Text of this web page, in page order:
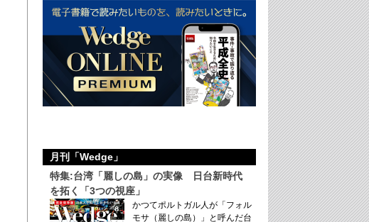
月刊「Wedge」
特集:台湾「麗しの島」の実像 日台新時代
を拓く「3つの視座」
かつてポルトガル人が「フォル
モサ（麗しの島）」と呼んだ台